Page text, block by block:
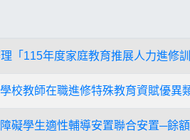
「115年度家庭教育推展人力進修
校教師在職進修特殊教育資賦優異
礙學生適性輔導安置聯合安置─餘額